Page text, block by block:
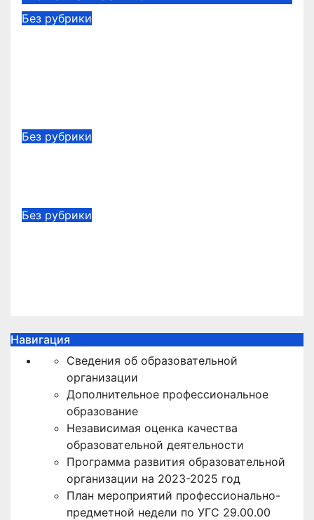
Без рубрики
Без рубрики
Без рубрики
Навигация
Сведения об образовательной
организации
Дополнительное профессиональное
образование
Независимая оценка качества
образовательной деятельности
Программа развития образовательной
организации на 2023-2025 год
План мероприятий профессионально-
предметной недели по УГС 29.00.00